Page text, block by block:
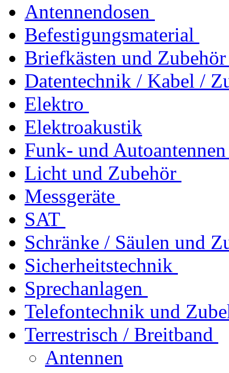
Antennendosen
Befestigungsmaterial
Briefkästen und Zubehör
Datentechnik / Kabel /
Elektro
Elektroakustik
Funk- und Autoantennen
Licht und Zubehör
Messgeräte
SAT
Schränke / Säulen und
Sicherheitstechnik
Sprechanlagen
Telefontechnik und
Terrestrisch / Breitband
Antennen